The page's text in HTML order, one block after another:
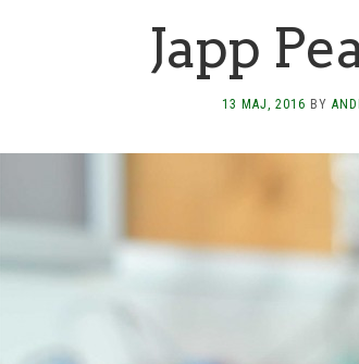
Japp
13 MAJ, 2016 BY